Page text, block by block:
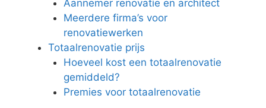
Aannemer renovatie en architect
Meerdere firma’s voor
renovatiewerken
Totaalrenovatie prijs
Hoeveel kost een totaalrenovatie
gemiddeld?
Premies voor totaalrenovatie